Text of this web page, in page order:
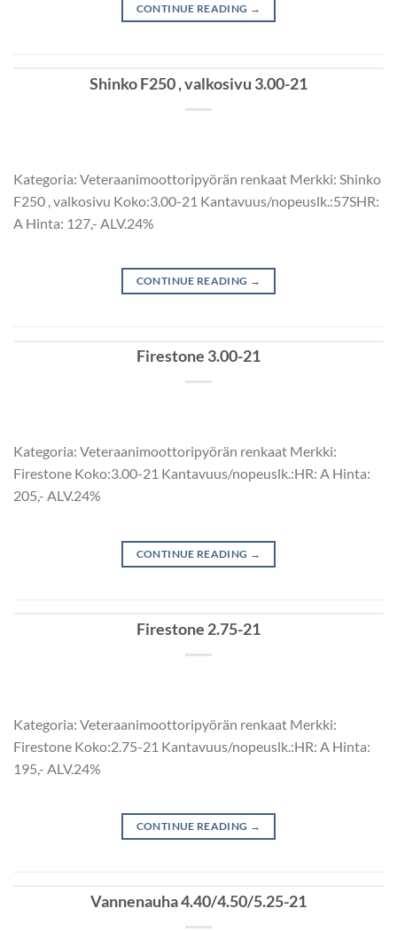
CONTINUE READING →
Shinko F250 , valkosivu 3.00-21
Kategoria: Veteraanimoottoripyörän renkaat Merkki: Shinko
F250 , valkosivu Koko:3.00-21 Kantavuus/nopeuslk.:57SHR:
A Hinta: 127,- ALV.24%
CONTINUE READING →
Firestone 3.00-21
Kategoria: Veteraanimoottoripyörän renkaat Merkki:
Firestone Koko:3.00-21 Kantavuus/nopeuslk.:HR: A Hinta:
205,- ALV.24%
CONTINUE READING →
Firestone 2.75-21
Kategoria: Veteraanimoottoripyörän renkaat Merkki:
Firestone Koko:2.75-21 Kantavuus/nopeuslk.:HR: A Hinta:
195,- ALV.24%
CONTINUE READING →
Vannenauha 4.40/4.50/5.25-21